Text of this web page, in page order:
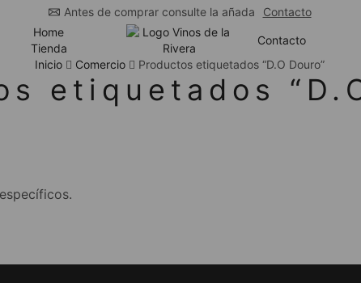
Antes de comprar consulte la añada
Contacto
Home
Tienda
Contacto
Inicio
Comercio Productos etiquetados “D.O Douro”
etiquetados